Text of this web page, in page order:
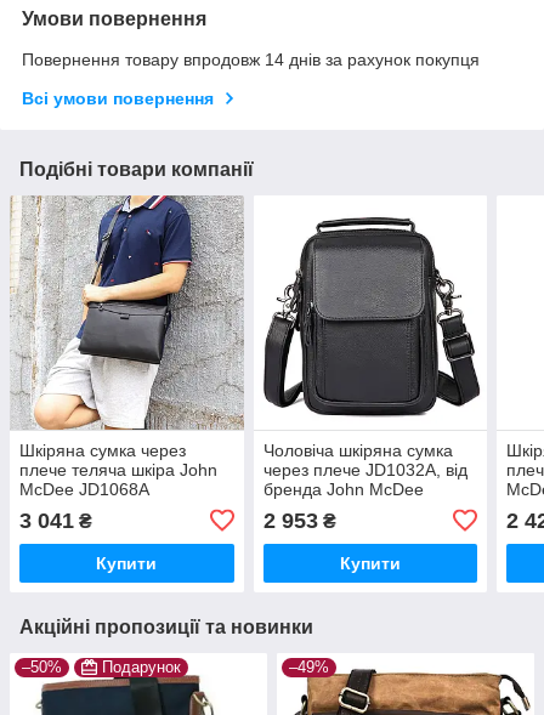
Умови повернення
Повернення товару впродовж 14 днів за рахунок покупця
Всі умови повернення
Подібні товари компанії
Шкіряна сумка через
плече теляча шкіра John
McDee JD1068A
3 041 ₴
Купити
Чоловіча шкіряна сумка
через плече JD1032А, від
бренда John McDee
2 953₴
Купити
2
Акційні пропозиції та новинки
–50% Подарунок –49%